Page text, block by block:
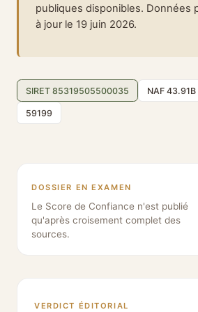
publiques disponibles. Données
à jour le 19 juin 2026.
SIRET 85319505500035 NAF 43.91B
59199
DOSSIER EN EXAMEN
Le Score de Confiance n'est publié
qu'après croisement complet des
sources.
VERDICT ÉDITORIAL